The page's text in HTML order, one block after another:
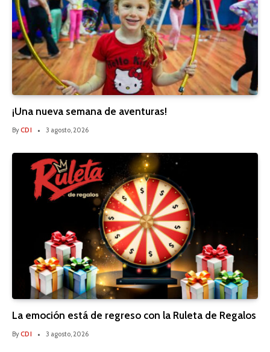
¡Una nueva semana de aventuras!
ByCDI 3 agosto, 2026
La emoción está de regreso con la Ruleta de Regalos
ByCDI 3 agosto, 2026